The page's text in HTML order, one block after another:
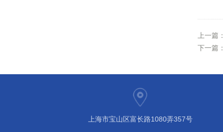
上一篇：
下一篇：
上海市宝山区富长路1080弄357号